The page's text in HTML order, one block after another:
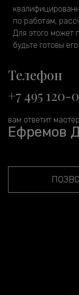
по работам,
Для этого может
будьте готовы
Телефон
+7 495 120-
вам ответит
Ефремов